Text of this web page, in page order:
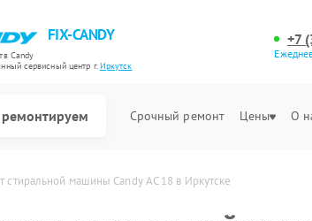
FIX-CANDY
Candy
cервисный центр г.Иркутск
+7
Срочный ремонт Цены О
стиральной машины Candy AC 18 в Иркутске